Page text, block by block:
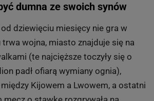
dumna ze swoich synów
dziewięciu miesięcy nie gra w
trwa wojna, miasto znajduje się na
(te najcięższe toczyły się o
padł ofiarą wymiany ognia),
między Kijowem a Lwowem, a ostatni